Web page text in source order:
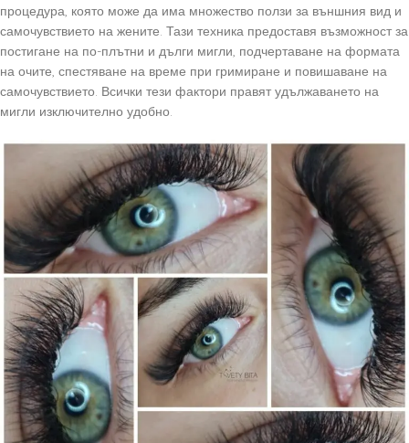
процедура, която може да има множество ползи за външния вид и
самочувствието на жените. Тази техника предоставя възможност за
постигане на по-плътни и дълги мигли, подчертаване на формата
на очите, спестяване на време при гримиране и повишаване на
самочувствието. Всички тези фактори правят удължаването на
мигли изключително удобно.